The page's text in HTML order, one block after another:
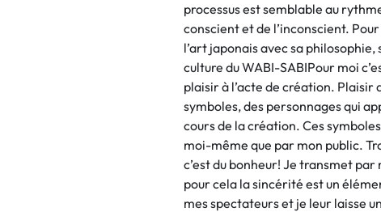
processus est semblable au
conscient et de l’inconscient.
l’art japonais avec sa
culture du WABI-SABIPour moi
plaisir à l’acte de création.
symboles, des personnages qui
cours de la création. Ces
moi-même que par mon public.
c’est du bonheur! Je transmet
pour cela la sincérité est un
mes spectateurs et je leur laisse